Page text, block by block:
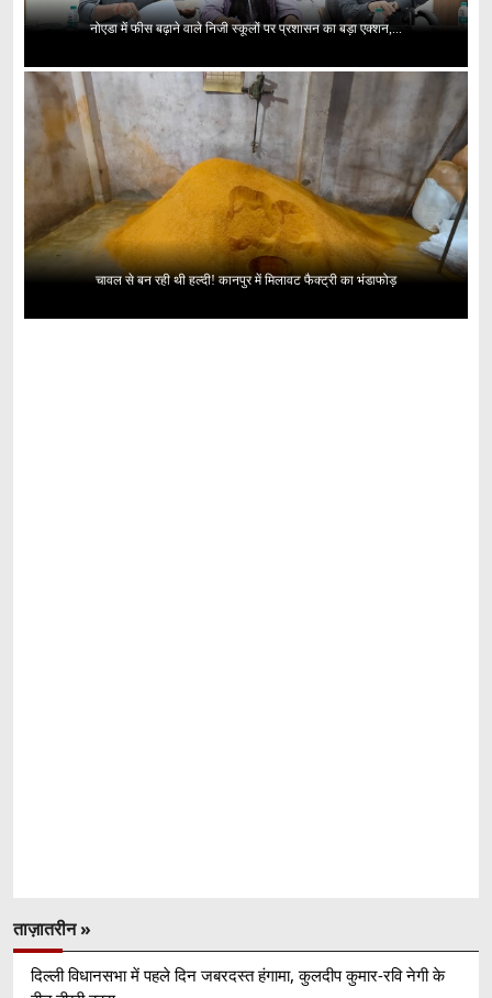
नोएडा में फीस बढ़ाने वाले निजी स्कूलों पर प्रशासन का बड़ा एक्शन,...
चावल से बन रही थी हल्दी! कानपुर में मिलावट फैक्ट्री का भंडाफोड़
ताज़ातरीन »
दिल्ली विधानसभा में पहले दिन जबरदस्त हंगामा, कुलदीप कुमार-रवि नेगी के